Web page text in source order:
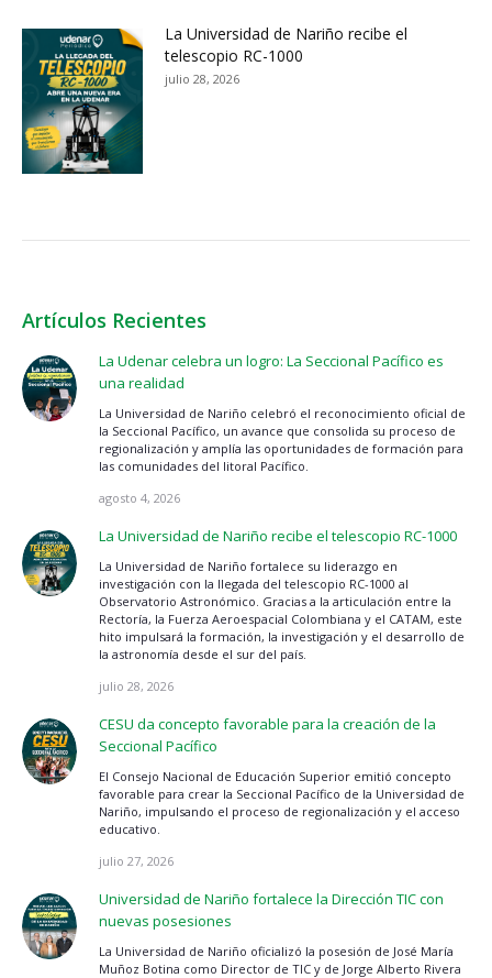
La Universidad de Nariño recibe el
telescopio RC-1000
julio 28, 2026
Artículos Recientes
La Udenar celebra un logro: La Seccional Pacífico es
una realidad
La Universidad de Nariño celebró el reconocimiento oficial de
la Seccional Pacífico, un avance que consolida su proceso de
regionalización y amplía las oportunidades de formación para
las comunidades del litoral Pacífico.
agosto 4, 2026
La Universidad de Nariño recibe el telescopio RC-1000
La Universidad de Nariño fortalece su liderazgo en
investigación con la llegada del telescopio RC-1000 al
Observatorio Astronómico. Gracias a la articulación entre la
Rectoría, la Fuerza Aeroespacial Colombiana y el CATAM, este
hito impulsará la formación, la investigación y el desarrollo de
la astronomía desde el sur del país.
julio 28, 2026
CESU da concepto favorable para la creación de la
Seccional Pacífico
El Consejo Nacional de Educación Superior emitió concepto
favorable para crear la Seccional Pacífico de la Universidad de
Nariño, impulsando el proceso de regionalización y el acceso
educativo.
julio 27, 2026
Universidad de Nariño fortalece la Dirección TIC con
nuevas posesiones
La Universidad de Nariño oficializó la posesión de José María
Muñoz Botina como Director de TIC y de Jorge Alberto Rivera